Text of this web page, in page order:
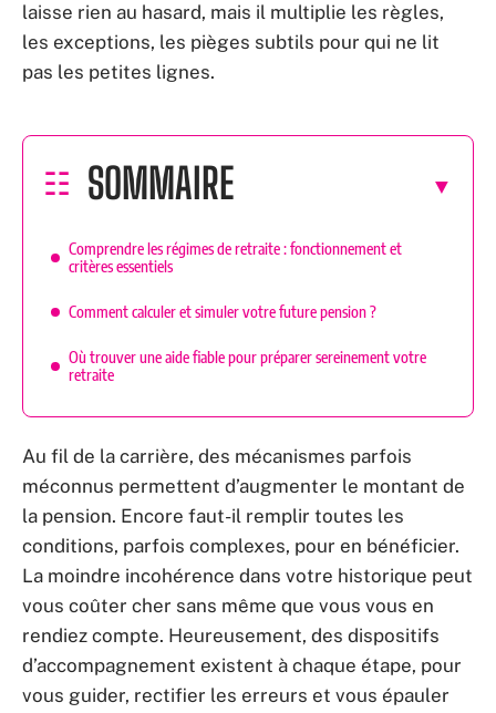
laisse rien au hasard, mais il multiplie les règles,
les exceptions, les pièges subtils pour qui ne lit
pas les petites lignes.
SOMMAIRE
Comprendre les régimes de retraite : fonctionnement et
critères essentiels
Comment calculer et simuler votre future pension ?
Où trouver une aide fiable pour préparer sereinement votre
retraite
Au fil de la carrière, des mécanismes parfois
méconnus permettent d’augmenter le montant de
la pension. Encore faut-il remplir toutes les
conditions, parfois complexes, pour en bénéficier.
La moindre incohérence dans votre historique peut
vous coûter cher sans même que vous vous en
rendiez compte. Heureusement, des dispositifs
d’accompagnement existent à chaque étape, pour
vous guider, rectifier les erreurs et vous épauler